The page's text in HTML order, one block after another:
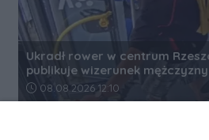
Ukradł rower w centrum
publikuje wizerunek mężczyzny
Data dodania artykułu:
08.08.2026 12:10